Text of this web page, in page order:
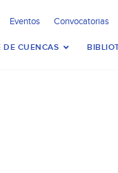
Eventos Convocatorias
DE CUENCAS